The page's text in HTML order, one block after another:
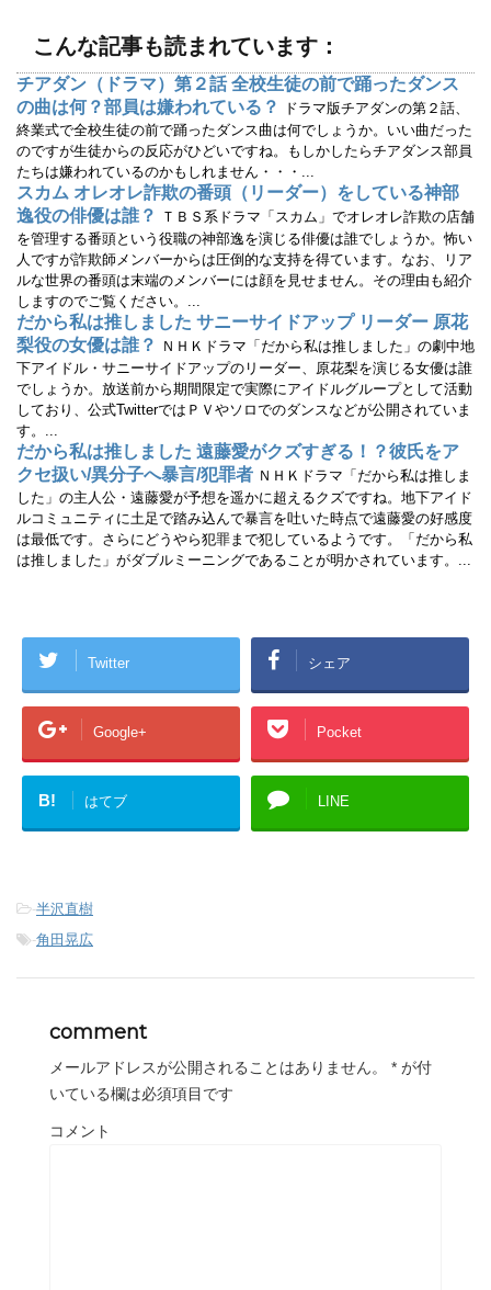
ま
す
い
ウ
ィ
ン
ド
ウ
で
開
き
ま
す
)
こんな記事も読まれています：
チアダン（ドラマ）第２話 全校生徒の前で踊ったダンス
の曲は何？部員は嫌われている？
ドラマ版チアダンの第２話、
終業式で全校生徒の前で踊ったダンス曲は何でしょうか。いい曲だった
のですが生徒からの反応がひどいですね。もしかしたらチアダンス部員
たちは嫌われているのかもしれません・・・...
スカム オレオレ詐欺の番頭（リーダー）をしている神部
逸役の俳優は誰？
ＴＢＳ系ドラマ「スカム」でオレオレ詐欺の店舗
を管理する番頭という役職の神部逸を演じる俳優は誰でしょうか。怖い
人ですが詐欺師メンバーからは圧倒的な支持を得ています。なお、リア
ルな世界の番頭は末端のメンバーには顔を見せません。その理由も紹介
しますのでご覧ください。...
だから私は推しました サニーサイドアップ リーダー 原花
梨役の女優は誰？
ＮＨＫドラマ「だから私は推しました」の劇中地
下アイドル・サニーサイドアップのリーダー、原花梨を演じる女優は誰
でしょうか。放送前から期間限定で実際にアイドルグループとして活動
しており、公式TwitterではＰＶやソロでのダンスなどが公開されていま
す。...
だから私は推しました 遠藤愛がクズすぎる！？彼氏をア
クセ扱い/異分子へ暴言/犯罪者 ＮＨＫドラマ「だから私は推しま
した」の主人公・遠藤愛が予想を遥かに超えるクズですね。地下アイド
ルコミュニティに土足で踏み込んで暴言を吐いた時点で遠藤愛の好感度
は最低です。さらにどうやら犯罪まで犯しているようです。「だから私
は推しました」がダブルミーニングであることが明かされています。...
Twitter シェア
Google+ Pocket
B! はてブ LINE
-半沢直樹
-角田晃広
comment
メールアドレスが公開されることはありません。 * が付
いている欄は必須項目です
コメント